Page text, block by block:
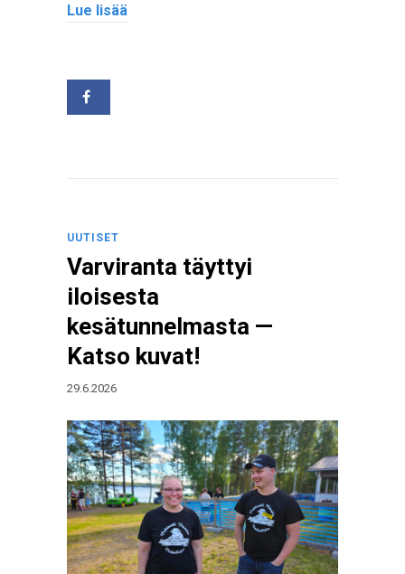
Lue lisää
UUTISET
Varviranta täyttyi
iloisesta
kesätunnelmasta —
Katso kuvat!
29.6.2026